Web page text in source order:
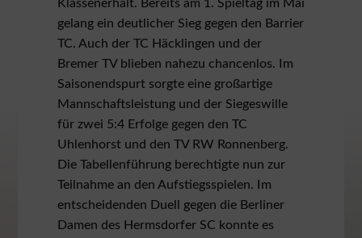
Klassenerhalt. Bereits am 1. Spieltag im Mai
gelang ein deutlicher Sieg gegen den Barrier
TC. Auch der TC Häcklingen und der
Bremer TV blieben nahezu chancenlos. Im
Saisonendspurt sorgte eine großartige
Mannschaftsleistung und der Siegeswille
für zwei 5:4 Erfolge gegen den TC
Uhlenhorst und den TV RW Ronnenberg.
Die Tabellenführung berechtigte nun zur
Teilnahme an den Aufstiegsspielen. Im
entscheidenden Duell gegen die Berliner
Damen des Hermsdorfer SC konnte es